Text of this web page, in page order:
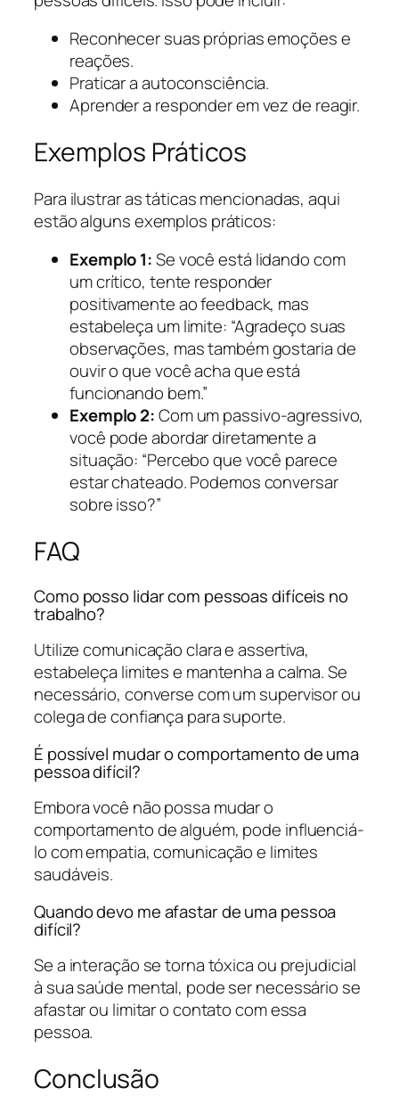
Reconhecer suas próprias emoções e
reações.
Praticar a autoconsciência.
Aprender a responder em vez de reagir.
Exemplos Práticos
Para ilustrar as táticas mencionadas, aqui
estão alguns exemplos práticos:
Exemplo 1:Se você está lidando com
um crítico, tente responder
positivamente ao feedback, mas
estabeleça um limite: “Agradeço suas
observações, mas também gostaria de
ouvir o que você acha que está
funcionando bem.”
Exemplo 2:Com um passivo-agressivo,
você pode abordar diretamente a
situação: “Percebo que você parece
estar chateado. Podemos conversar
sobre isso?”
FAQ
Como posso lidar com pessoas difíceis no
trabalho?
Utilize comunicação clara e assertiva,
estabeleça limites e mantenha a calma. Se
necessário, converse com um supervisor ou
colega de confiança para suporte.
É possível mudar o comportamento de uma
pessoa difícil?
Embora você não possa mudar o
comportamento de alguém, pode influenciá-
lo com empatia, comunicação e limites
saudáveis.
Quando devo me afastar de uma pessoa
difícil?
Se a interação se torna tóxica ou prejudicial
à sua saúde mental, pode ser necessário se
afastar ou limitar o contato com essa
pessoa.
Conclusão